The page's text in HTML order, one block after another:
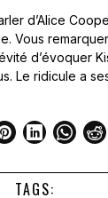
d’Alice
Vous
d’évoquer
Le ridicule a
TAGS: